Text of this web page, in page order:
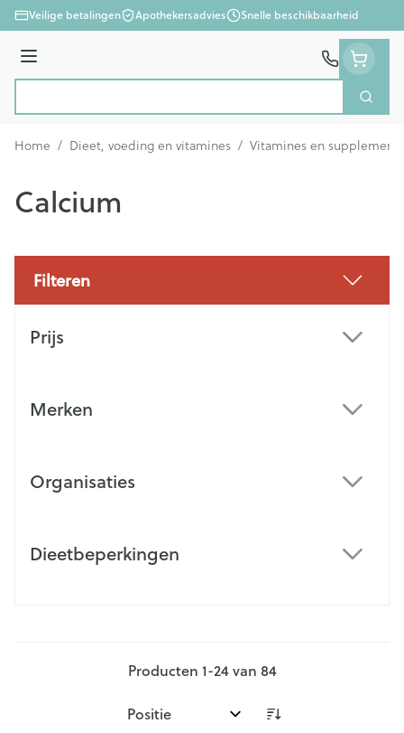
Ga naar de inhoud
Veilige betalingen Apothekersadvies Snelle beschikbaarheid
Menu
Zoek
Home / Dieet, voeding en vitamines / Vitamines en
Calcium
Filteren
Prijs
Merken
Organisaties
Dieetbeperkingen
Producten 1-24van 84
Sorteer op: